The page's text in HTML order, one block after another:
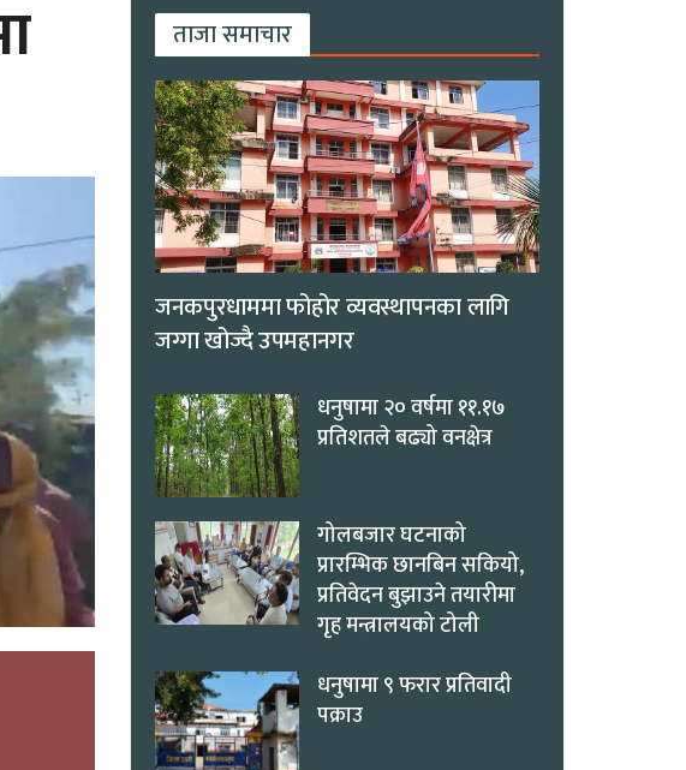
ताजा समाचार
जनकपुरधाममा फोहोर व्यवस्थापनका लागि
जग्गा खोज्दै उपमहानगर
धनुषामा २० वर्षमा ११.१७
प्रतिशतले बढ्यो वनक्षेत्र
गोलबजार घटनाको
प्रारम्भिक छानबिन सकियो,
प्रतिवेदन बुझाउने तयारीमा
गृह मन्त्रालयको टोली
धनुषामा ९ फरार प्रतिवादी
पक्राउ